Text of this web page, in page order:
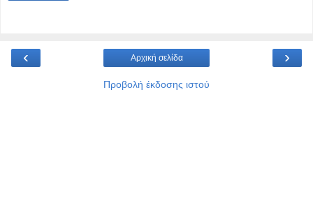
‹ ›
Αρχική σελίδα
Προβολή έκδοσης ιστού